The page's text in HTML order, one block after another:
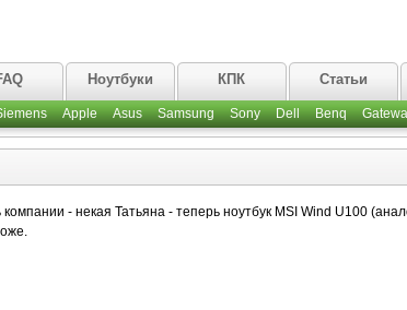
Ноутбуки КПК Статьи
Apple Asus Samsung Sony Dell Benq
- некая Татьяна - теперь ноутбук MSI Wind U100